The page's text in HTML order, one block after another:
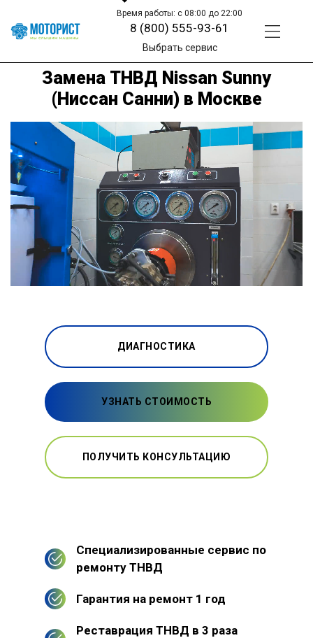
Время работы: с 08:00 до 22:00
8 (800) 555-93-61
Выбрать сервис
Замена ТНВД Nissan Sunny
(Ниссан Санни) в Москве
ДИАГНОСТИКА
УЗНАТЬ СТОИМОСТЬ
ПОЛУЧИТЬ КОНСУЛЬТАЦИЮ
Специализированные сервис по
ремонту ТНВД
Гарантия на ремонт 1 год
Реставрация ТНВД в 3 раза